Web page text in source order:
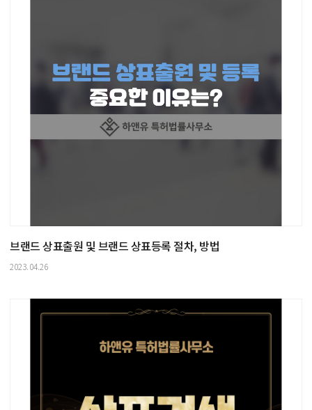
브랜드 상표출원 및 브랜드 상표등록 절차, 방법
2023.04.26